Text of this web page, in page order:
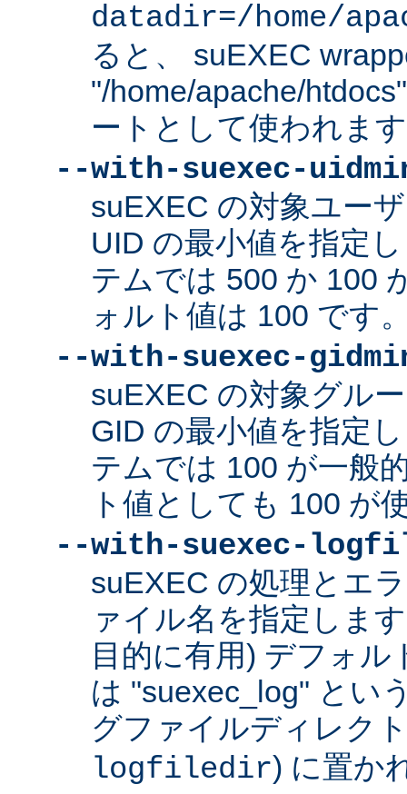
datadir=/home/
ると、 suEXEC
"/home/apache/
ートとして使われま
--with-suexec-
suEXEC の対象ユー
UID の最小値を指定
テムでは 500 か 100
ォルト値は 100 です
--with-suexec-
suEXEC の対象グル
GID の最小値を指定
テムでは 100 が一般
ト値としても 100 が
--with-suexec-
suEXEC の処理とエ
ァイル名を指定しま
目的に有用) デフォ
は "suexec_log" とい
グファイルディレク
logfiledir) に置か